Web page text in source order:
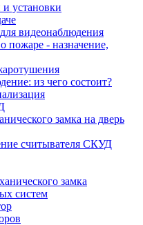
установки
видеонаблюдения
пожаре - назначение,
из чего состоит?
замка на дверь
считывателя СКУД
замка
систем